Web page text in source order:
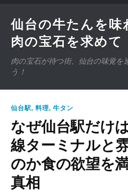
仙台の牛たんを味
肉の宝石を求めて
肉の宝石が待つ街、仙台の味覚を
う！
仙台駅,料理,牛タン
なぜ仙台駅だけ
線ターミナルと
のか食の欲望を
真相